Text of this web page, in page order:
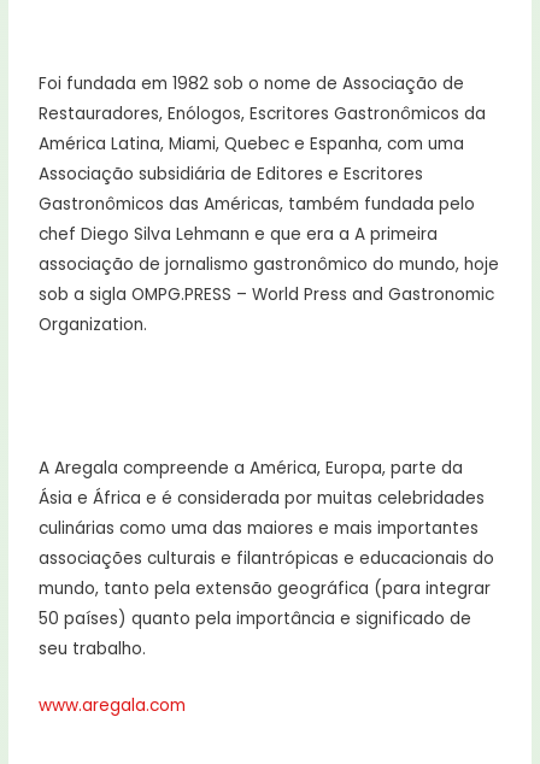
Foi fundada em 1982 sob o nome de Associação de
Restauradores, Enólogos, Escritores Gastronômicos da
América Latina, Miami, Quebec e Espanha, com uma
Associação subsidiária de Editores e Escritores
Gastronômicos das Américas, também fundada pelo
chef Diego Silva Lehmann e que era a A primeira
associação de jornalismo gastronômico do mundo, hoje
sob a sigla OMPG.PRESS – World Press and Gastronomic
Organization.
A Aregala compreende a América, Europa, parte da
Ásia e África e é considerada por muitas celebridades
culinárias como uma das maiores e mais importantes
associações culturais e filantrópicas e educacionais do
mundo, tanto pela extensão geográfica (para integrar
50 países) quanto pela importância e significado de
seu trabalho.
www.aregala.com